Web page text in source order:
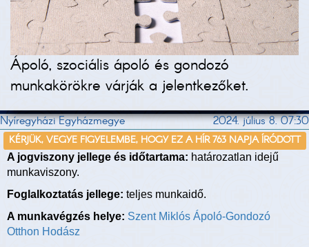
Ápoló, szociális ápoló és gondozó
munkakörökre várják a jelentkezőket.
Nyíregyházi Egyházmegye 2024. július 8. 07:30
KÉRJÜK, VEGYE FIGYELEMBE, HOGY EZ A HÍR 763 NAPJA ÍRÓDOTT
A jogviszony jellege és időtartama: határozatlan idejű
munkaviszony.
Foglalkoztatás jellege: teljes munkaidő.
A munkavégzés helye: Szent Miklós Ápoló-Gondozó
Otthon Hodász